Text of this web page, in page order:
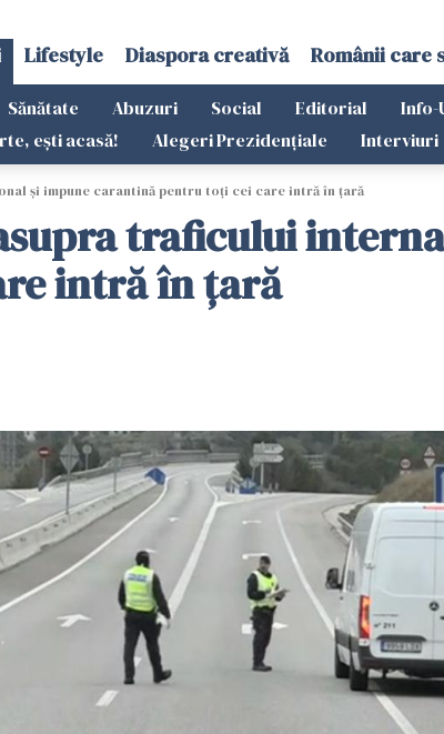
Lifestyle Diaspora creativă Românii care
Sănătate Abuzuri Social Editorial Info-
ești acasă! Alegeri Prezidențiale Interviuri
şi impune carantină pentru toţi cei care intră în ţară
traficului
intră în ţară